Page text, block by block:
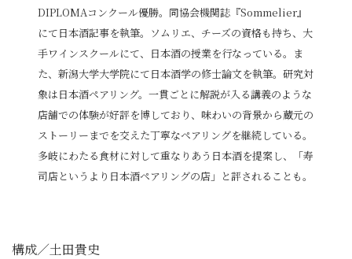
DIPLOMAコンクール優勝。同協会機関誌『Sommelier』
にて日本酒記事を執筆。ソムリエ、チーズの資格も持ち、大
手ワインスクールにて、日本酒の授業を行なっている。ま
た、新潟大学大学院にて日本酒学の修士論文を執筆。研究対
象は日本酒ペアリング。一貫ごとに解説が入る講義のような
店舗での体験が好評を博しており、味わいの背景から蔵元の
ストーリーまでを交えた丁寧なペアリングを継続している。
多岐にわたる食材に対して重なりあう日本酒を提案し、「寿
司店というより日本酒ペアリングの店」と評されることも。
構成／土田貴史